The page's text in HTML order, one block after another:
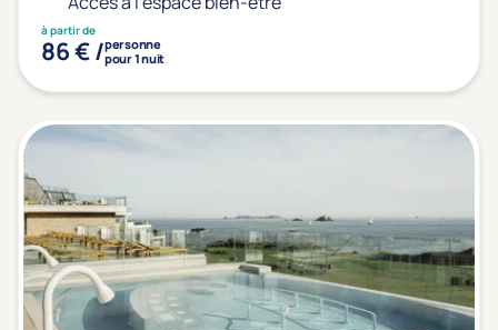
à partir de
86 € /personne
pour 1 nuit